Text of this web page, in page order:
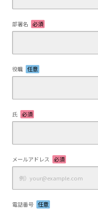
部署名 必須
役職 任意
氏 必須
メールアドレス 必須
電話番号 任意